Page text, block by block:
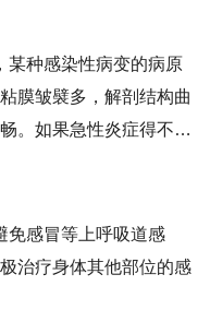
某种感染性病变的病原
膜皱襞多，解剖结构曲
。如果急性炎症得不到
免感冒等上呼吸道感
治疗身体其他部位的感